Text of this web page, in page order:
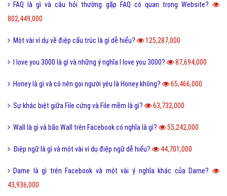
FAQ là gì và câu hỏi thường gặp FAQ có quan trọng Website?
802,449,000
Một vài ví dụ về điệp cấu trúc là gì dễ hiểu? 125,287,000
I love you 3000 là gì và những ý nghĩa I love you 3000? 87,694,000
Honey là gì và có nên gọi người yêu là Honey không? 65,466,000
Sự khác biệt giữa File cứng và File mềm là gì? 63,732,000
Wall là gì và bão Wall trên Facebook có nghĩa là gì? 55,242,000
Điệp ngữ là gì và một vài ví dụ điệp ngữ dễ hiểu? 44,701,000
Dame là gì trên Facebook và một vài ý nghĩa khác của Dame?
43,936,000